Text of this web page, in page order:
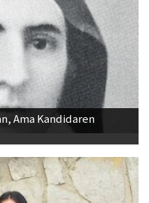
Ama Kandidaren